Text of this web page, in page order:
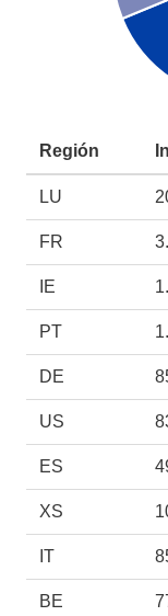
Región
LU
FR
IE
PT
DE
US
ES
XS
IT
BE